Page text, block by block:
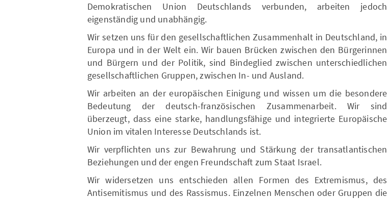
Demokratischen Union Deutschlands verbunden, arbeiten jedoch
eigenständig und unabhängig.
Wir setzen uns für den gesellschaftlichen Zusammenhalt in Deutschland, in
Europa und in der Welt ein. Wir bauen Brücken zwischen den Bürgerinnen
und Bürgern und der Politik, sind Bindeglied zwischen unterschiedlichen
gesellschaftlichen Gruppen, zwischen In- und Ausland.
Wir arbeiten an der europäischen Einigung und wissen um die besondere
Bedeutung der deutsch-französischen Zusammenarbeit. Wir sind
überzeugt, dass eine starke, handlungsfähige und integrierte Europäische
Union im vitalen Interesse Deutschlands ist.
Wir verpflichten uns zur Bewahrung und Stärkung der transatlantischen
Beziehungen und der engen Freundschaft zum Staat Israel.
Wir widersetzen uns entschieden allen Formen des Extremismus, des
Antisemitismus und des Rassismus. Einzelnen Menschen oder Gruppen die